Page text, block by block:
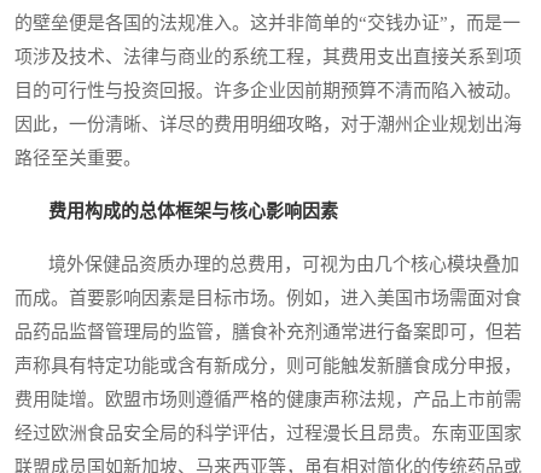
的壁垒便是各国的法规准入。这并非简单的“交钱办证”，而是一
项涉及技术、法律与商业的系统工程，其费用支出直接关系到项
目的可行性与投资回报。许多企业因前期预算不清而陷入被动。
因此，一份清晰、详尽的费用明细攻略，对于潮州企业规划出海
路径至关重要。
费用构成的总体框架与核心影响因素
境外保健品资质办理的总费用，可视为由几个核心模块叠加
而成。首要影响因素是目标市场。例如，进入美国市场需面对食
品药品监督管理局的监管，膳食补充剂通常进行备案即可，但若
声称具有特定功能或含有新成分，则可能触发新膳食成分申报，
费用陡增。欧盟市场则遵循严格的健康声称法规，产品上市前需
经过欧洲食品安全局的科学评估，过程漫长且昂贵。东南亚国家
联盟成员国如新加坡、马来西亚等，虽有相对简化的传统药品或